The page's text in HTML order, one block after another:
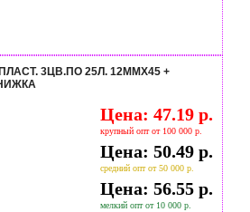
3ЦВ.ПО 25Л. 12ММХ45 +
Цена: 47.19 р.
крупный опт от 100 000 р.
Цена: 50.49 р.
средний опт от 50 000 р.
Цена: 56.55 р.
мелкий опт от 10 000 р.